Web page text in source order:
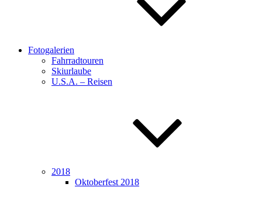
Fotogalerien
Fahrradtouren
Skiurlaube
U.S.A. – Reisen
2018
Oktoberfest 2018